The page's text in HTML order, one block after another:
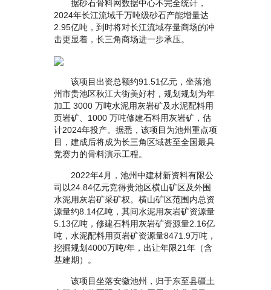
据砂石骨料网数据中心不完全统计，
2024年长江流域千万吨级砂石产能增量达
2.95亿吨，到时将对长江流域存量商场的冲
击更显着，长三角商场进一步承压。
该项目出资总额约91.51亿元，坐落池
州市贵池区秋江大街美好村，规划规划为年
加工 3000 万吨水泥用灰岩矿及水泥配料用
页岩矿、1000 万吨修建石料用灰岩矿，估
计2024年投产。据悉，该项目为池州重点项
目，建成后将成为长三角区域甚至全国最具
竞赛力的骨料演示工程。
2022年4月，池州中建材新资料有限公
司以24.84亿元竞得贵池区横山矿区及外围
水泥用灰岩矿采矿权。横山矿区范围内总资
源量约8.14亿吨，其间水泥用灰岩矿资源量
5.13亿吨，修建石料用灰岩矿资源量2.16亿
吨，水泥配料用页岩矿资源量8471.9万吨，
挖掘规划4000万吨/年，出让年限21年（含
基建期）。
该项目坐落安徽池州，归于东至县疆土